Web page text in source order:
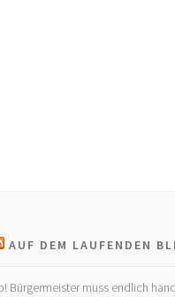
AUF DEM LAUFENDEN
Bürgermeister muss endlich